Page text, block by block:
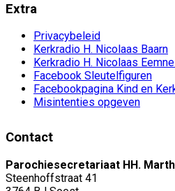
Extra
Privacybeleid
Kerkradio H. Nicolaas Baarn
Kerkradio H. Nicolaas
Facebook Sleutelfiguren
Facebookpagina Kind en
Misintenties opgeven
Contact
Parochiesecretariaat HH.
Steenhoffstraat 41